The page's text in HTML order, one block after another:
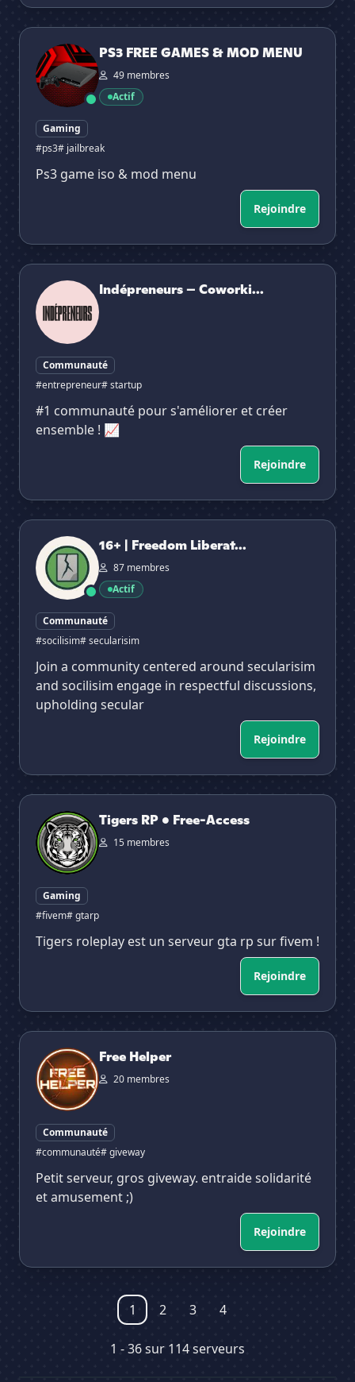
PS3 FREE GAMES & MOD MENU
PS3 FREE GAMES & MOD MENU
49 membres
Actif
Gaming
#ps3# jailbreak
Ps3 game iso & mod menu
Rejoindre
Indépreneurs – Coworking & Networking pour
Indépreneurs – Coworki...
Communauté
#entrepreneur# startup
#1 communauté pour s'améliorer et créer
ensemble ! 📈
Rejoindre
16+ | Freedom Liberation Alliance
16+ | Freedom Liberat...
87 membres
Actif
Communauté
#socilisim# secularisim
Join a community centered around secularisim
and socilisim engage in respectful discussions,
upholding secular
Rejoindre
Tigers RP • Free-Access
Tigers RP • Free-Access
15 membres
Gaming
#fivem# gtarp
Tigers roleplay est un serveur gta rp sur fivem !
Rejoindre
Free Helper
Free Helper
20 membres
Communauté
#communauté# giveway
Petit serveur, gros giveway. entraide solidarité
et amusement ;)
Rejoindre
1 2 3 4
1 - 36 sur 114 serveurs